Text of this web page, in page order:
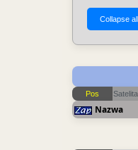
Pos Satelita
Nazwa